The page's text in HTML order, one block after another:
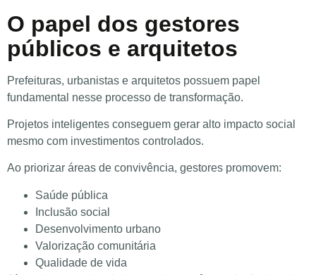
O papel dos gestores
públicos e arquitetos
Prefeituras, urbanistas e arquitetos possuem papel
fundamental nesse processo de transformação.
Projetos inteligentes conseguem gerar alto impacto social
mesmo com investimentos controlados.
Ao priorizar áreas de convivência, gestores promovem:
Saúde pública
Inclusão social
Desenvolvimento urbano
Valorização comunitária
Qualidade de vida